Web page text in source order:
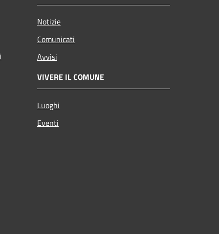
Notizie
Comunicati
Avvisi
VIVERE IL COMUNE
Luoghi
Eventi